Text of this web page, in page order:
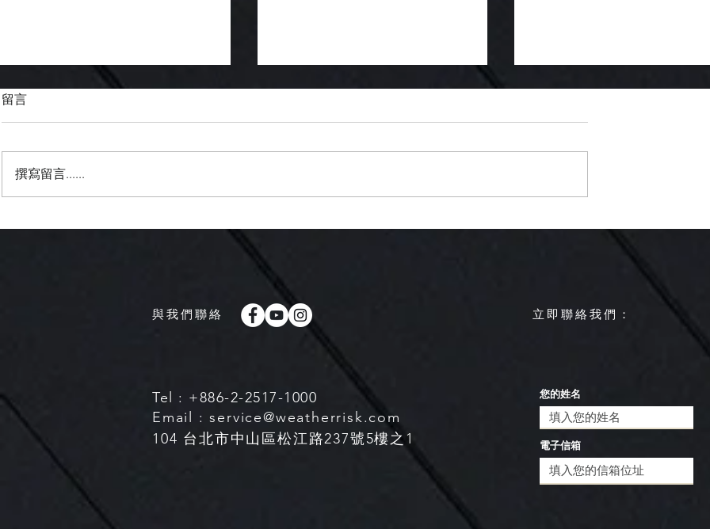
留言
撰寫留言......
與我們聯絡
Tel : +886-2-2517-1000
Email :service@weatherrisk.com
104 台北市中山區松江路237號5樓之1
​立即聯絡我們：
您的姓名
電子信箱